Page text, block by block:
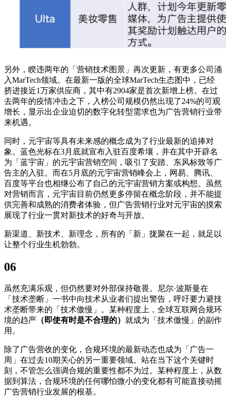
另外，睽违两年的「营销技术图景」再次更新，有更多公司涌
入MarTech领域。在最新一版的全球MarTech生态图中，已经
挤进接近1万家供应商，其中有2904家是首次新增上榜。在过
去两年的疫情冲击之下，入榜公司规模仍然出现了24%的可观
增长，显示出企业迫切的数字化转型需求也为广告营销行业带
来机遇。
同时，元宇宙等具有未来感的概念成为了行业最新的追捧对
象。蓝色光标在3月底就宣布入驻百度希壤，并在其中开辟名
为「蓝宇宙」的元宇宙营销空间，吸引了安踏、东风标致等广
告主的入驻。而在5月底的元宇宙营销峰会上，网易、腾讯、
百度等平台也相继公布了自己的元宇宙营销方案或构想。虽然
对营销而言，元宇宙目前仍然更多停留在概念阶段，并不能提
供完善和成熟的消费者体验，但广告营销行业对元宇宙的摸索
展现了行业一贯对新技术的好奇与开放。
新渠道、新技术、新理念，所有的「新」拢聚在一起，就足以
让整个行业生机勃勃。
06
虽然充满乐观，但仍然要对外部保持敬畏。尼尔·波斯曼在
「技术垄断」一书中向技术从业者们提出警告，呼吁要力避技
术垄断带来的「技术傲慢」。某种程度上，全球互联网合规环
境的趋严 （即使有时是不合理的） 就成为「技术傲慢」的副作
用。
除了广告营收的变化，合规环境的最新动态也成为「广告一
周」在过去10期关心的另一重要领域。站在当下这个关键时
刻，不管怎么强调合规的重要性都不为过。某种程度上，从数
据到算法，合规环境的任何哪怕微小的变化都有可能直接动摇
广告营销行业发展的根基。